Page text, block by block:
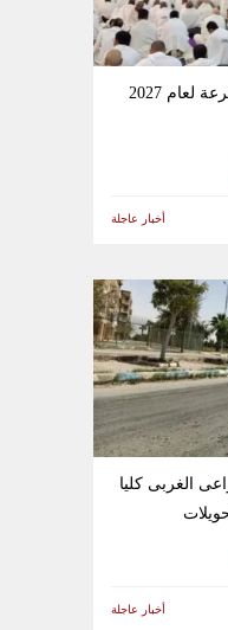
2027
أخبار عاجلة
الغربى كليا
أخبار عاجلة